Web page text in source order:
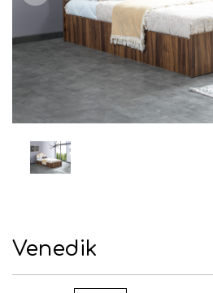
KARYERA
TƏRƏFDAŞLIQ
HAQQIMIZDA
Venedik